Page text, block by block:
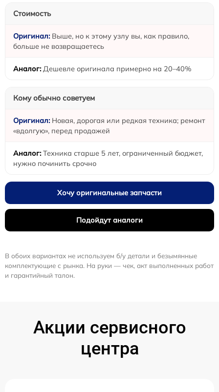
Стоимость
Выше, но к этому узлу вы, как правило,
больше не возвращаетесь
Дешевле оригинала примерно на 20–40%
Кому обычно советуем
Новая, дорогая или редкая техника; ремонт
«вдолгую», перед продажей
Техника старше 5 лет, ограниченный бюджет,
нужно починить срочно
Хочу оригинальные запчасти
Подойдут аналоги
В обоих вариантах не используем б/у детали и безымянные
комплектующие с рынка. На руки — чек, акт выполненных работ
и гарантийный талон.
Акции сервисного
центра